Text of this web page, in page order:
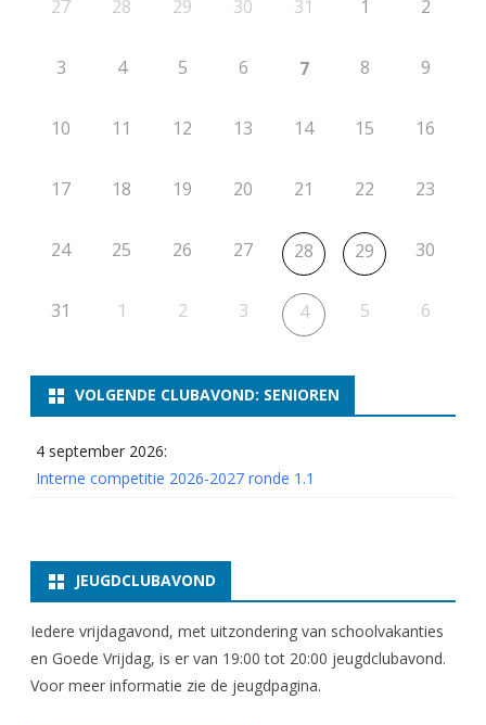
27
28 29 30 31 1 2
3 4 5 6 7 8 9
10 11 12 13 14 15 16
17 18 19 20 21 22 23
24 25 26 27 28 29 30
31 1 2 3 4 5 6
VOLGENDE CLUBAVOND: SENIOREN
4 september 2026:
Interne competitie 2026-2027 ronde 1.1
JEUGDCLUBAVOND
Iedere vrijdagavond, met uitzondering van schoolvakanties
en Goede Vrijdag, is er van 19:00 tot 20:00 jeugdclubavond.
Voor meer informatie zie de jeugdpagina.